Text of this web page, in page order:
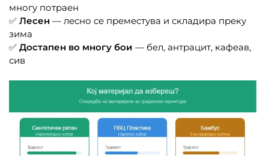
многу потраен
✅ Лесен — лесно се преместува и складира преку
зима
✅ Достапен во многу бои — бел, антрацит, кафеав,
сив